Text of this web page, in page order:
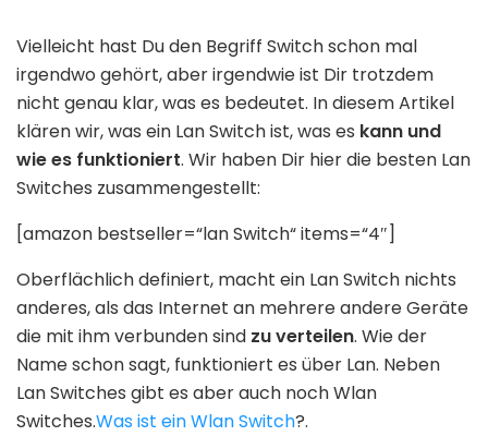
Vielleicht hast Du den Begriff Switch schon mal
irgendwo gehört, aber irgendwie ist Dir trotzdem
nicht genau klar, was es bedeutet. In diesem Artikel
klären wir, was ein Lan Switch ist, was es kann und
wie es funktioniert. Wir haben Dir hier die besten Lan
Switches zusammengestellt:
[amazon bestseller=“lan Switch“ items=“4″]
Oberflächlich definiert, macht ein Lan Switch nichts
anderes, als das Internet an mehrere andere Geräte
die mit ihm verbunden sind zu verteilen. Wie der
Name schon sagt, funktioniert es über Lan. Neben
Lan Switches gibt es aber auch noch Wlan
Switches.Was ist ein Wlan Switch?.